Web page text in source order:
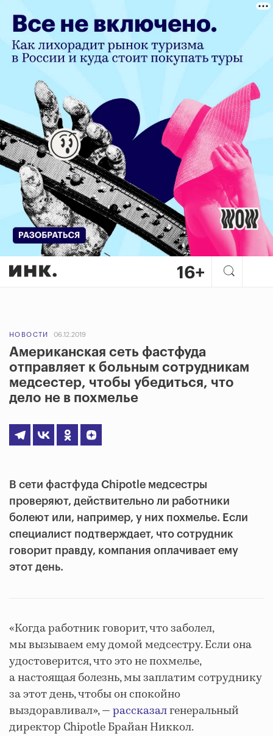
НОВОСТИ 06.12.2019
Американская сеть фастфуда
отправляет к больным сотрудникам
медсестер, чтобы убедиться, что
дело не в похмелье
В сети фастфуда Chipotle медсестры
проверяют, действительно ли работники
болеют или, например, у них похмелье. Если
специалист подтверждает, что сотрудник
говорит правду, компания оплачивает ему
этот день.
«Когда работник говорит, что заболел,
мы вызываем ему домой медсестру. Если она
удостоверится, что это не похмелье,
а настоящая болезнь, мы заплатим сотруднику
за этот день, чтобы он спокойно
выздоравливал», —рассказалгенеральный
директор Chipotle Брайан Никкол.